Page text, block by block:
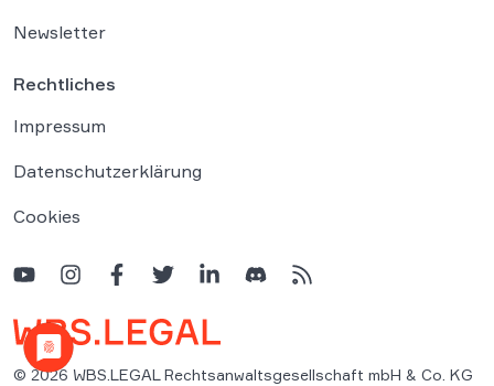
Newsletter
Rechtliches
Impressum
Datenschutzerklärung
Cookies
© 2026 WBS.LEGAL Rechtsanwaltsgesellschaft mbH & Co. KG